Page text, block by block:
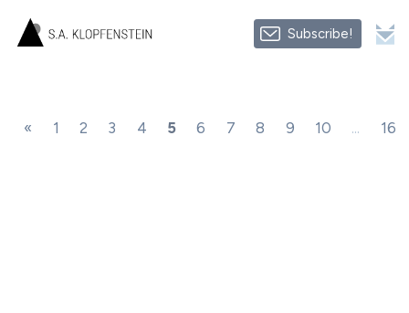
Subscribe!
« 1 2 3 4 5 6 7 8 9 10 ... 16